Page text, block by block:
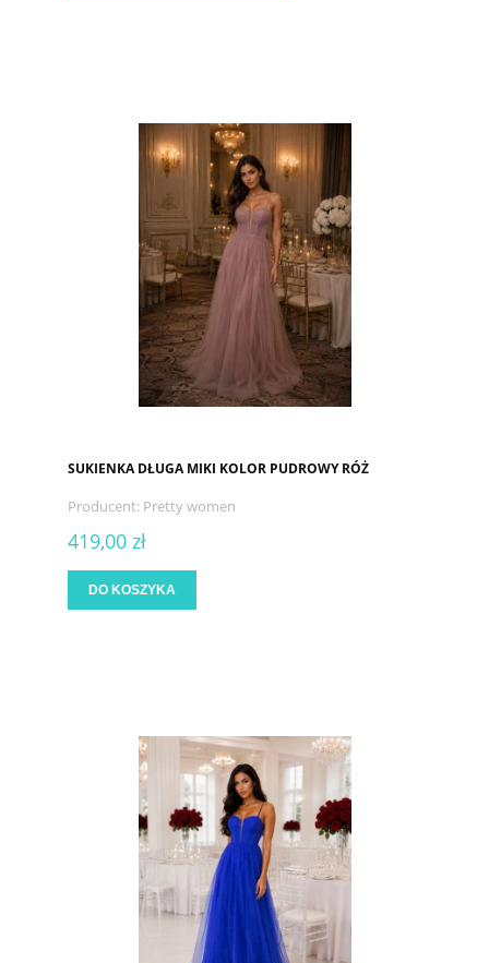
SUKIENKA DŁUGA MIKI KOLOR PUDROWY RÓŻ
Producent: Pretty women
419,00 zł
DO KOSZYKA